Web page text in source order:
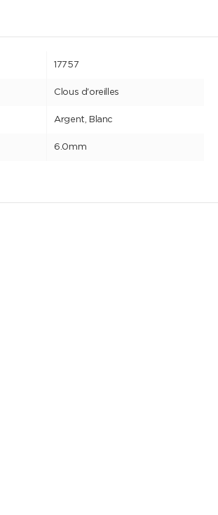
17757
Clous d'oreilles
Argent, Blanc
6.0mm